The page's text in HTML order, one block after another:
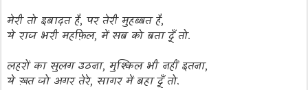
मेरी तो इबादत है, पर तेरी मुहब्बत है,
ये राज भरी महफ़िल, में सब को बता दूँ तो.
लहरों का सुलग उठना, मुश्किल भी नहीं इतना,
ये ख़त जो अगर तेरे, सागर में बहा दूँ तो.